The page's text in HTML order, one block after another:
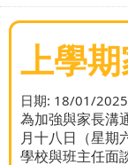
上學
日期: 18/01/2025
為加強與家長溝
月十八日（星期
學校與班主任面